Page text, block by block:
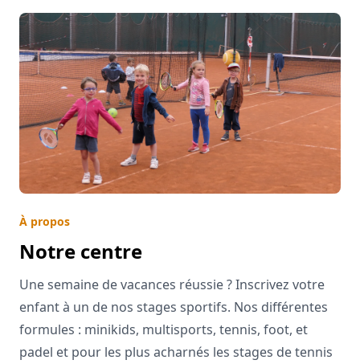
À propos
Notre centre
Une semaine de vacances réussie ? Inscrivez votre
enfant à un de nos stages sportifs. Nos différentes
formules : minikids, multisports, tennis, foot, et
padel et pour les plus acharnés les stages de tennis